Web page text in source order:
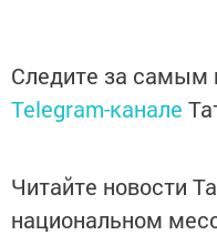
Следите за
Telegram-канале
Читайте новости
национальном